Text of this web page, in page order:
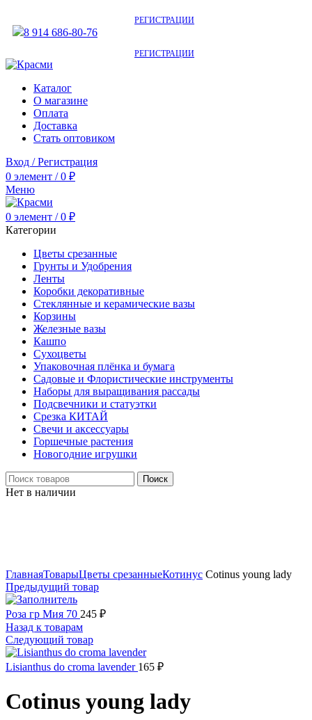
РЕГИСТРАЦИИ
8 914 686-80-76
РЕГИСТРАЦИИ
Каталог
О магазине
Оплата
Доставка
Стать оптовиком
Вход / Регистрация
0 элемент / 0 ₽
Меню
0 элемент / 0 ₽
Категории
Цветы срезанные
Грунты и Удобрения
Ленты
Коробки декоративные
Стеклянные и керамические вазы
Корзины
Железные вазы
Кашпо
Сухоцветы
Упаковочная плёнка и бумага
Садовые и Флористические инструменты
Наборы для выращивания рассады
Подсвечники и статуэтки
Срезка КИТАЙ
Свечи и аксессуары
Горшечные растения
Новогодние игрушки
Поиск
Нет в наличии
ГлавнаяТоварыЦветы срезанныеКотинус Cotinus young lady
Предыдущий товар
Роза гр Мия 70 245 ₽
Назад к товарам
Следующий товар
Lisianthus do croma lavender 165 ₽
Cotinus young lady